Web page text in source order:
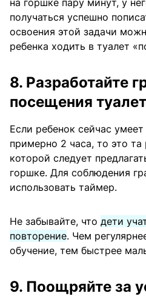
получаться успешно
освоения этой задачи
ребенка ходить в туалет
8. Разработайте
посещения
Если ребенок сейчас
примерно 2 часа, то это та
которой следует
горшке. Для соблюдения
использовать таймер.
Не забывайте, что дети
повторение. Чем
обучение, тем быстрее
9. Поощряйте за